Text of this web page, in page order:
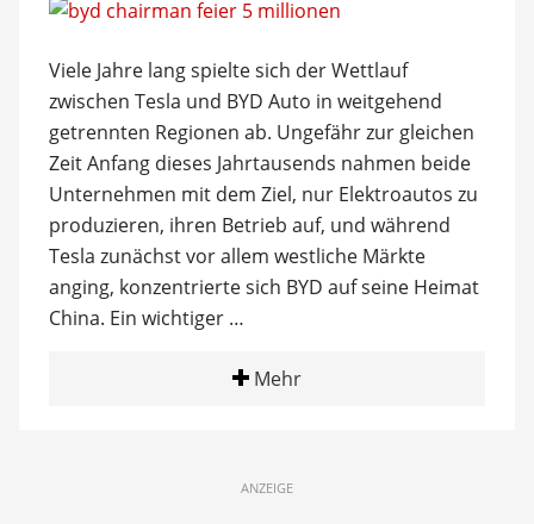
Viele Jahre lang spielte sich der Wettlauf
zwischen Tesla und BYD Auto in weitgehend
getrennten Regionen ab. Ungefähr zur gleichen
Zeit Anfang dieses Jahrtausends nahmen beide
Unternehmen mit dem Ziel, nur Elektroautos zu
produzieren, ihren Betrieb auf, und während
Tesla zunächst vor allem westliche Märkte
anging, konzentrierte sich BYD auf seine Heimat
China. Ein wichtiger …
Mehr
ANZEIGE